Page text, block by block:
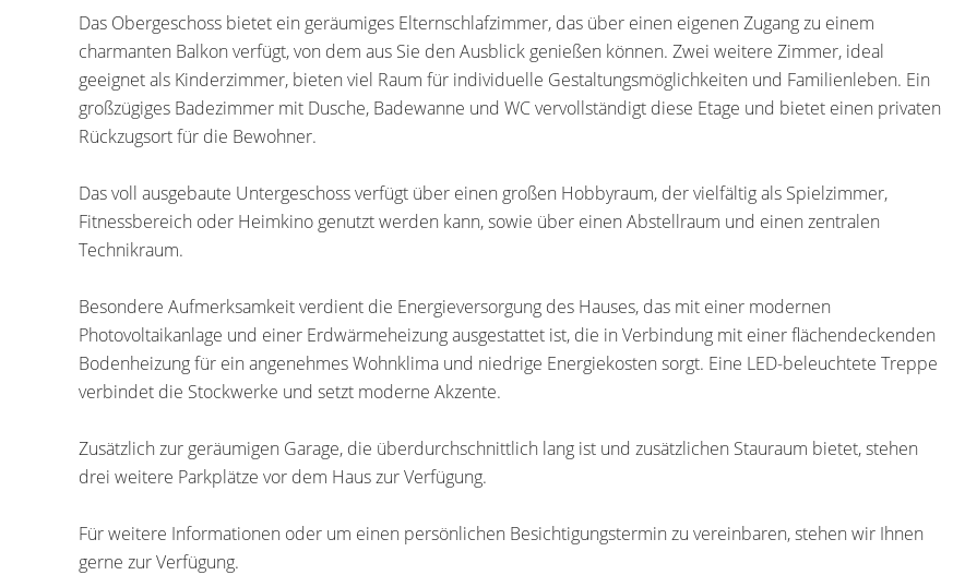
Das Obergeschoss bietet ein geräumiges Elternschlafzimmer, das über einen eigenen Zugang zu einem
charmanten Balkon verfügt, von dem aus Sie den Ausblick genießen können. Zwei weitere Zimmer, ideal
geeignet als Kinderzimmer, bieten viel Raum für individuelle Gestaltungsmöglichkeiten und Familienleben. Ein
großzügiges Badezimmer mit Dusche, Badewanne und WC vervollständigt diese Etage und bietet einen privaten
Rückzugsort für die Bewohner.
Das voll ausgebaute Untergeschoss verfügt über einen großen Hobbyraum, der vielfältig als Spielzimmer,
Fitnessbereich oder Heimkino genutzt werden kann, sowie über einen Abstellraum und einen zentralen
Technikraum.
Besondere Aufmerksamkeit verdient die Energieversorgung des Hauses, das mit einer modernen
Photovoltaikanlage und einer Erdwärmeheizung ausgestattet ist, die in Verbindung mit einer flächendeckenden
Bodenheizung für ein angenehmes Wohnklima und niedrige Energiekosten sorgt. Eine LED-beleuchtete Treppe
verbindet die Stockwerke und setzt moderne Akzente.
Zusätzlich zur geräumigen Garage, die überdurchschnittlich lang ist und zusätzlichen Stauraum bietet, stehen
drei weitere Parkplätze vor dem Haus zur Verfügung.
Für weitere Informationen oder um einen persönlichen Besichtigungstermin zu vereinbaren, stehen wir Ihnen
gerne zur Verfügung.